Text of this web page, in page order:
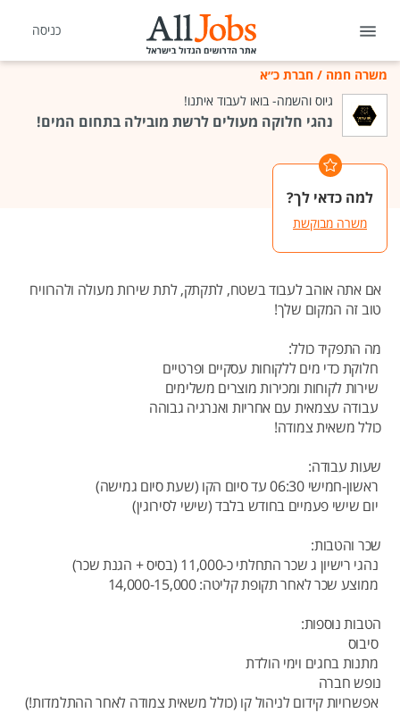
כניסה
משרה חמה / חברת כ״א
גיוס והשמה- בואו לעבוד איתנו!
נהגי חלוקה מעולים לרשת מובילה בתחום המים!
למה כדאי לך?
משרה מבוקשת
אם אתה אוהב לעבוד בשטח, לתקתק, לתת שירות מעולה ולהרוויח
טוב זה המקום שלך!
מה התפקיד כולל:
חלוקת כדי מים ללקוחות עסקיים ופרטיים
שירות לקוחות ומכירות מוצרים משלימים
עבודה עצמאית עם אחריות ואנרגיה גבוהה
כולל משאית צמודה!
שעות עבודה:
ראשון-חמישי 06:30 עד סיום הקו (שעת סיום גמישה)
יום שישי פעמיים בחודש בלבד (שישי לסירוגין)
שכר והטבות:
נהגי רישיון ג שכר התחלתי כ-11,000 (בסיס + הגנת שכר)
ממוצע שכר לאחר תקופת קליטה: 14,000-15,000
הטבות נוספות:
סיבוס
מתנות בחגים וימי הולדת
נופש חברה
אפשרויות קידום לניהול קו (כולל משאית צמודה לאחר ההתלמדות!)